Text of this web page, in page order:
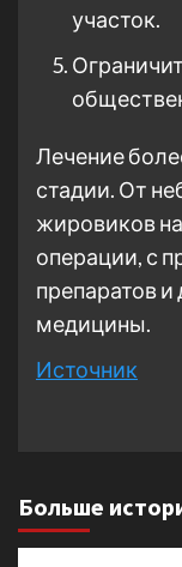
участок.
Лечение
стадии. От
жировиков
операции, с
препаратов
медицины.
Источник
Больше